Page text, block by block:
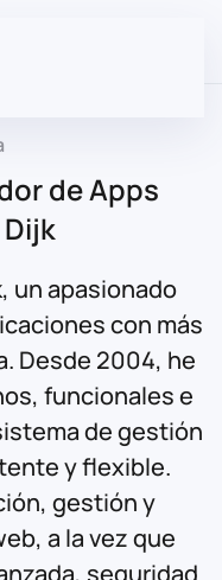
de Apps
un apasionado
con más
Desde 2004, he
funcionales e
de gestión
y flexible.
gestión y
a la vez que
seguridad